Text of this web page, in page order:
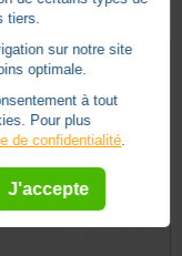
tiers.
sur notre site
optimale.
à tout
Pour plus
de confidentialité.
J'accepte